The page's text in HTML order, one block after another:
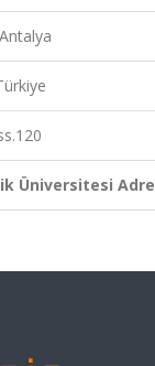
Antalya
Üniversitesi